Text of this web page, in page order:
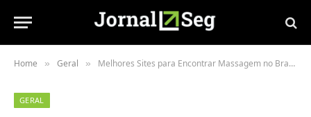
Home » Geral » Melhores Sites para Encontrar Massagem no Brasil: lista atualizada para pesquisar com segurança
GERAL